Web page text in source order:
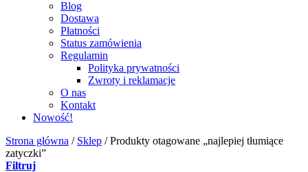
Blog
Dostawa
Płatności
Status zamówienia
Regulamin
Polityka prywatności
Zwroty i reklamacje
O nas
Kontakt
Nowość!
Strona główna / Sklep /Produkty otagowane „najlepiej tłumiące
zatyczki”
Filtruj